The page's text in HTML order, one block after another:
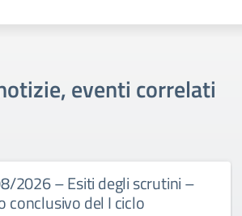
eventi correlati
2026 – Esiti degli scrutini –
conclusivo del I ciclo